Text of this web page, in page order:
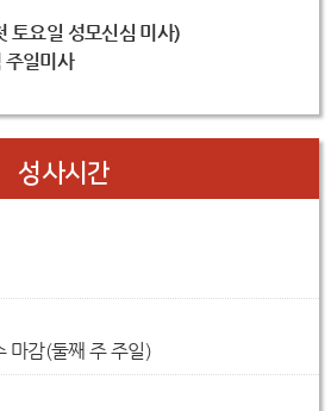
토요일 성모신심 미사)
주일미사
성사시간
마감(둘째 주 주일)